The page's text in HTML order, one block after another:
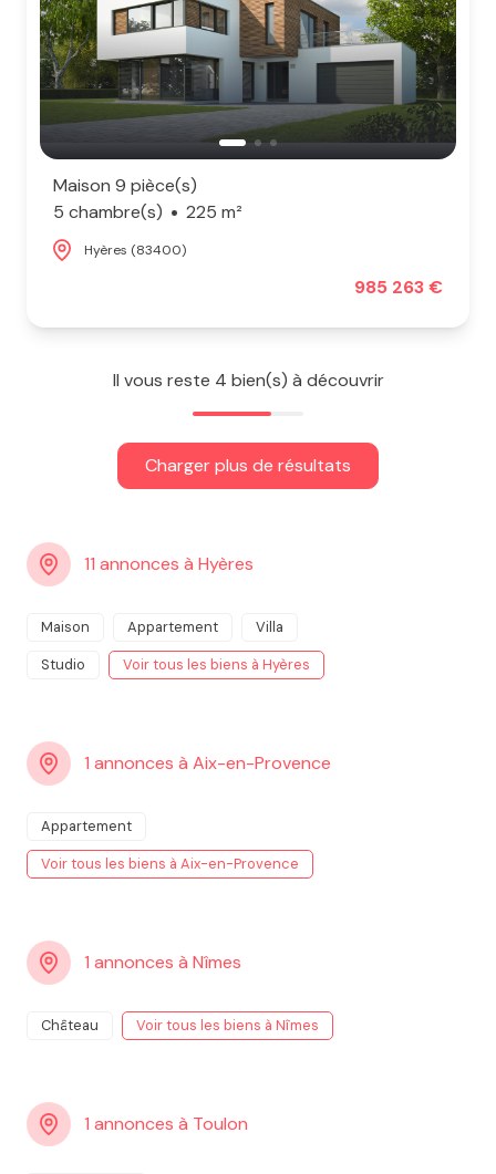
Maison 9 pièce(s)
5 chambre(s)
225 m²
Hyères (83400)
985 263 €
Il vous reste 4 bien(s) à découvrir
Charger plus de résultats
11 annonces à Hyères
Maison Appartement
Villa
Studio
Voir tous les biens à Hyères
1 annonces à Aix-en-Provence
Appartement
Voir tous les biens à Aix-en-Provence
1 annonces à Nîmes
Château Voir tous les biens à Nîmes
1 annonces à Toulon